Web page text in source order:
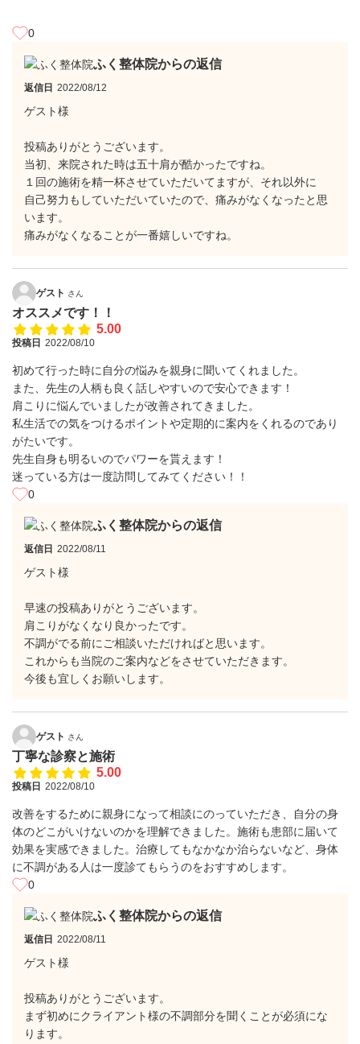
0
ふく整体院からの返信
返信日 2022/08/12
ゲスト様
投稿ありがとうございます。
当初、来院された時は五十肩が酷かったですね。
１回の施術を精一杯させていただいてますが、それ以外に
自己努力もしていただいていたので、痛みがなくなったと思
います。
痛みがなくなることが一番嬉しいですね。
ゲスト さん
オススメです！！
5.00
投稿日 2022/08/10
初めて行った時に自分の悩みを親身に聞いてくれました。
また、先生の人柄も良く話しやすいので安心できます！
肩こりに悩んでいましたが改善されてきました。
私生活での気をつけるポイントや定期的に案内をくれるのであり
がたいです。
先生自身も明るいのでパワーを貰えます！
迷っている方は一度訪問してみてください！！
0
ふく整体院からの返信
返信日 2022/08/11
ゲスト様
早速の投稿ありがとうございます。
肩こりがなくなり良かったです。
不調がでる前にご相談いただければと思います。
これからも当院のご案内などをさせていただきます。
今後も宜しくお願いします。
ゲスト さん
丁寧な診察と施術
5.00
投稿日 2022/08/10
改善をするために親身になって相談にのっていただき、自分の身
体のどこがいけないのかを理解できました。施術も患部に届いて
効果を実感できました。治療してもなかなか治らないなど、身体
に不調がある人は一度診てもらうのをおすすめします。
0
ふく整体院からの返信
返信日 2022/08/11
ゲスト様
投稿ありがとうございます。
まず初めにクライアント様の不調部分を聞くことが必須にな
ります。